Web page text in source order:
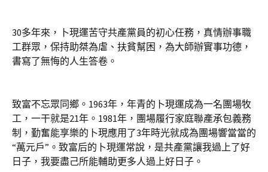
30多年來，卜現運苦守共產黨員的初心任務，真情辦事職
工群眾，保持助桀為虐、扶貧幫困，為大師辦實事功德，
書寫了無悔的人生答卷。
致富不忘眾同鄉。1963年，年青的卜現運成為一名團場牧
工，一干就是21年。1981年，團場履行家庭聯產承包義務
制，勤奮能享樂的卜現應用了3年時光就成為團場響當當的
“萬元戶”。致富后的卜現運常說，是共產黨讓我過上了好
日子，我要盡己所能輔助更多人過上好日子。